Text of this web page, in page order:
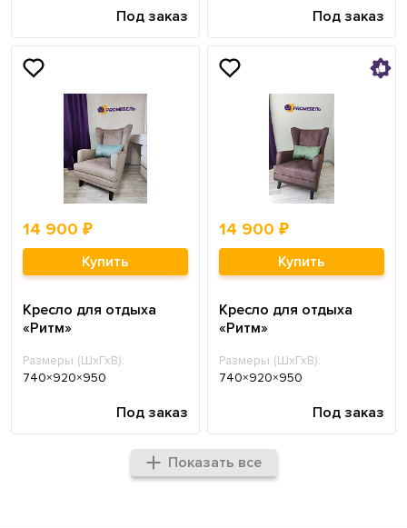
Под заказ Под заказ
14 900 ₽
Купить
Кресло для отдыха
«Ритм»
Размеры (ШхГхВ):
740×920×950
Под заказ
14 900 ₽
Купить
Кресло для отдыха
«Ритм»
Размеры (ШхГхВ):
740×920×950
Под заказ
Показать все